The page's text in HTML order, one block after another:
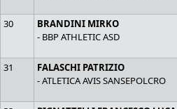
30
BRANDINI MIRKO
- BBP ATHLETIC ASD
31
FALASCHI PATRIZIO
- ATLETICA AVIS SANSEPOLCRO